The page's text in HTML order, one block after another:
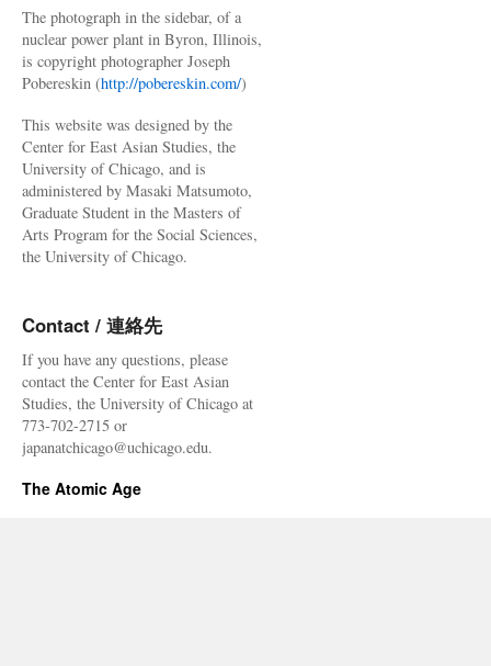
The photograph in the sidebar, of a
nuclear power plant in Byron, Illinois,
is copyright photographer Joseph
Pobereskin (http://pobereskin.com/)
This website was designed by the
Center for East Asian Studies, the
University of Chicago, and is
administered by Masaki Matsumoto,
Graduate Student in the Masters of
Arts Program for the Social Sciences,
the University of Chicago.
Contact / 連絡先
If you have any questions, please
contact the Center for East Asian
Studies, the University of Chicago at
773-702-2715 or
japanatchicago@uchicago.edu.
The Atomic Age